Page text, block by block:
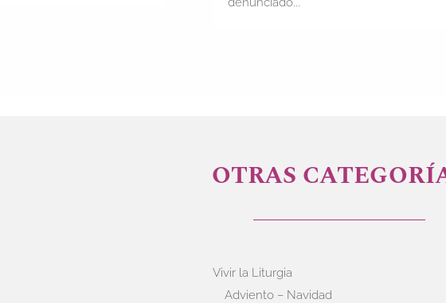
OTRAS
Vivir la Liturgia
Adviento – Navidad